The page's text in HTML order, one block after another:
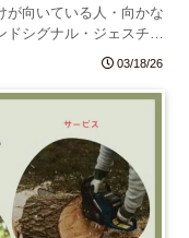
が向いている人・向かな
ドシグナル・ジェスチャ
03/18/26